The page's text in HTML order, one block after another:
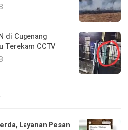
di Cugenang
Terekam CCTV
Layanan Pesan